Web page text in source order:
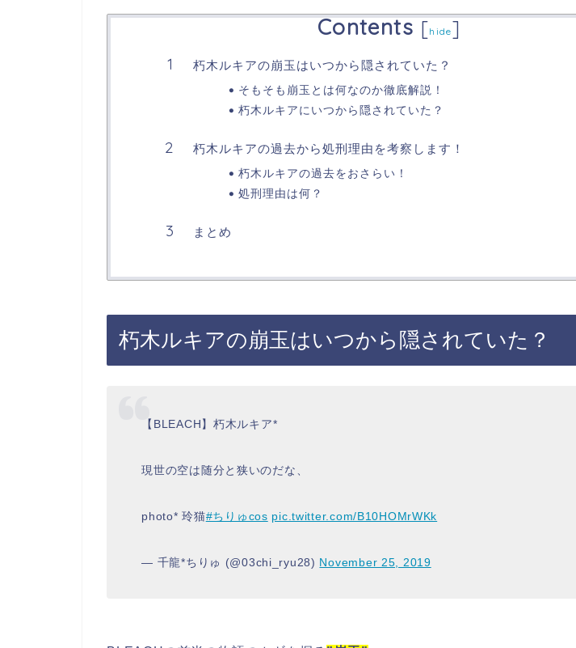
Contents [hide]
朽木ルキアの崩玉はいつから隠されていた？
そもそも崩玉とは何なのか徹底解説！
朽木ルキアにいつから隠されていた？
朽木ルキアの過去から処刑理由を考察します！
朽木ルキアの過去をおさらい！
処刑理由は何？
まとめ
朽木ルキアの崩玉はいつから隠されていた？
【BLEACH】朽木ルキア*
現世の空は随分と狭いのだな、
photo* 玲猫#ちりゅcos pic.twitter.com/B10HOMrWKk
— 千龍*ちりゅ (@03chi_ryu28) November 25, 2019